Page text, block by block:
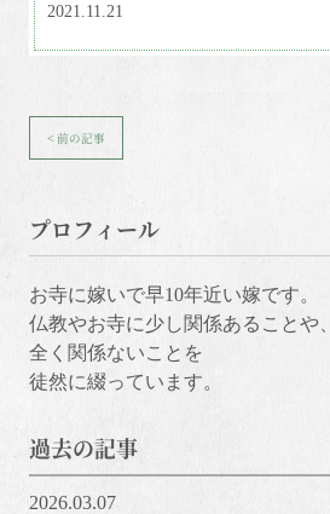
2021.11.21
< 前の記事
プロフィール
お寺に嫁いで早10年近い嫁です。
仏教やお寺に少し関係あることや、
全く関係ないことを
徒然に綴っています。
過去の記事
2026.03.07